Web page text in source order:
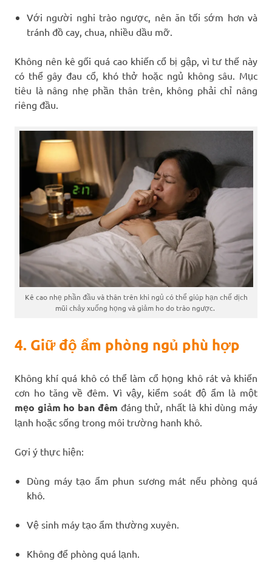
Với người nghi trào ngược, nên ăn tối sớm hơn và
tránh đồ cay, chua, nhiều dầu mỡ.
Không nên kê gối quá cao khiến cổ bị gập, vì tư thế này
có thể gây đau cổ, khó thở hoặc ngủ không sâu. Mục
tiêu là nâng nhẹ phần thân trên, không phải chỉ nâng
riêng đầu.
Kê cao nhẹ phần đầu và thân trên khi ngủ có thể giúp hạn chế dịch
mũi chảy xuống họng và giảm ho do trào ngược.
4. Giữ độ ẩm phòng ngủ phù hợp
Không khí quá khô có thể làm cổ họng khô rát và khiến
cơn ho tăng về đêm. Vì vậy, kiểm soát độ ẩm là một
mẹo giảm ho ban đêm đáng thử, nhất là khi dùng máy
lạnh hoặc sống trong môi trường hanh khô.
Gợi ý thực hiện:
Dùng máy tạo ẩm phun sương mát nếu phòng quá
khô.
Vệ sinh máy tạo ẩm thường xuyên.
Không để phòng quá lạnh.